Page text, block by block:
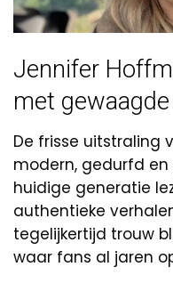
Jennifer
met
De frisse uitstraling
modern, gedurfd
huidige generatie
authentieke
tegelijkertijd trouw
waar fans al jaren